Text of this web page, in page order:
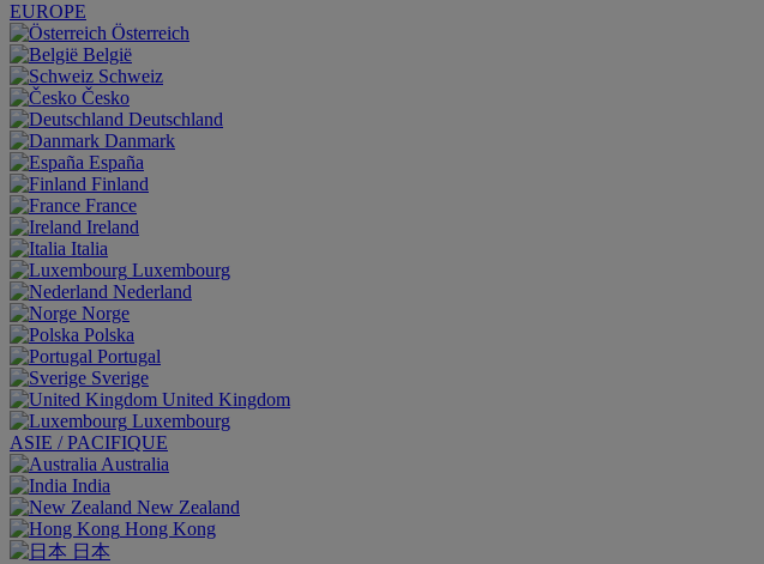
EUROPE
Österreich
België
Schweiz
Česko
Deutschland
Danmark
España
Finland
France
Ireland
Italia
Luxembourg
Nederland
Norge
Polska
Portugal
Sverige
United Kingdom
Luxembourg
ASIE / PACIFIQUE
Australia
India
New Zealand
Hong Kong
日本